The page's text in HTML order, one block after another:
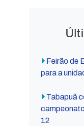
Feirão de
para a
Tabapuã
12